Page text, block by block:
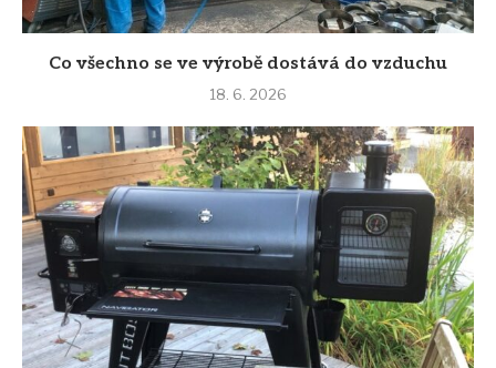
Co všechno se ve výrobě dostává do vzduchu
18. 6. 2026